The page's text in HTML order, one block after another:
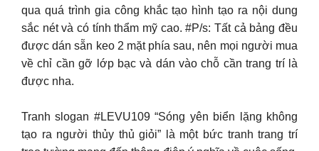
qua quá trình gia công khắc tạo hình tạo ra nội dung
sắc nét và có tính thẩm mỹ cao. #P/s: Tất cả bảng đều
được dán sẵn keo 2 mặt phía sau, nên mọi người mua
về chỉ cần gỡ lớp bạc và dán vào chỗ cần trang trí là
được nha.
Tranh slogan #LEVU109 “Sóng yên biển lặng không
tạo ra người thủy thủ giỏi” là một bức tranh trang trí